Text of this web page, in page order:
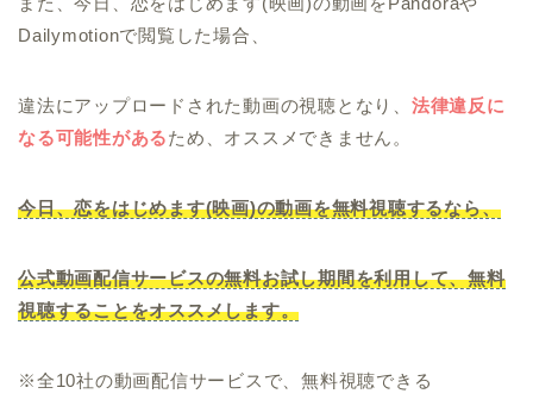
Dailymotionで閲覧した場合、
違法にアップロードされた動画の視聴となり、 法律違反に
なる可能性があるため、オススメできません。
今日、恋をはじめます(映画)の動画を無料視聴するなら、
公式動画配信サービスの無料お試し期間を利用して、無料
視聴することをオススメします。
※全10社の動画配信サービスで、無料視聴できる